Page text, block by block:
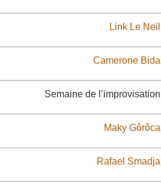
Link Le Neil
Camerone Bida
Semaine de l’improvisation
Maky Gôrôca
Rafael Smadja